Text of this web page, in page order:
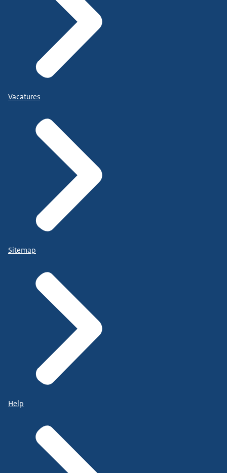
Vacatures
Sitemap
Help